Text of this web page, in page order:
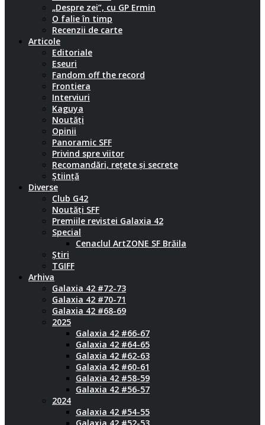
„Despre zei”, cu GP Ermin
O falie în timp
Recenzii de carte
Articole
Editoriale
Eseuri
Fandom off the record
Frontiera
Interviuri
Kaguya
Noutăți
Opinii
Panoramic SFF
Privind spre viitor
Recomandări, rețete și secrete
Știință
Diverse
Club G42
Noutăți SFF
Premiile revistei Galaxia 42
Special
Cenaclul ArtZONE SF Brăila
Știri
TGIFF
Arhiva
Galaxia 42 #72-73
Galaxia 42 #70-71
Galaxia 42 #68-69
2025
Galaxia 42 #66-67
Galaxia 42 #64-65
Galaxia 42 #62-63
Galaxia 42 #60-61
Galaxia 42 #58-59
Galaxia 42 #56-57
2024
Galaxia 42 #54-55